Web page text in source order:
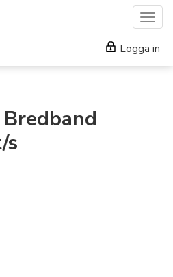
Logga in
s